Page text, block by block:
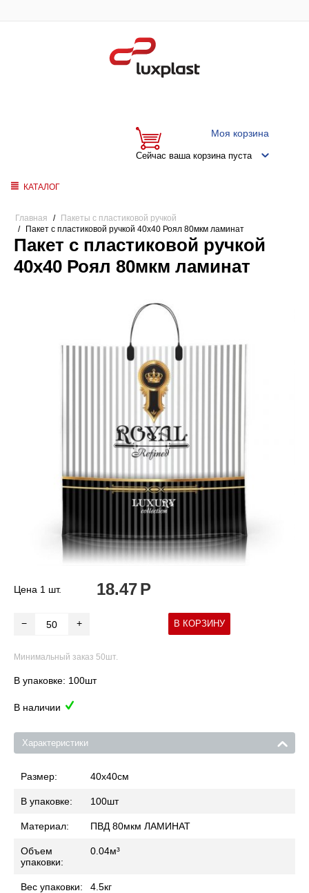
Моя корзина
Сейчас ваша корзина пуста
КАТАЛОГ
Главная /
Пакеты с пластиковой ручкой
/
Пакет с пластиковой ручкой 40x40 Роял 80мкм ламинат
Пакет с пластиковой ручкой
40x40 Роял 80мкм ламинат
Цена 1 шт. 18.47Р
+
− В КОРЗИНУ
Минимальный заказ 50шт.
В упаковке: 100шт
В наличии
Характеристики
Размер: 40x40см
В упаковке: 100шт
Материал: ПВД 80мкм ЛАМИНАТ
Объем
упаковки:
0.04м³
Вес упаковки: 4.5кг